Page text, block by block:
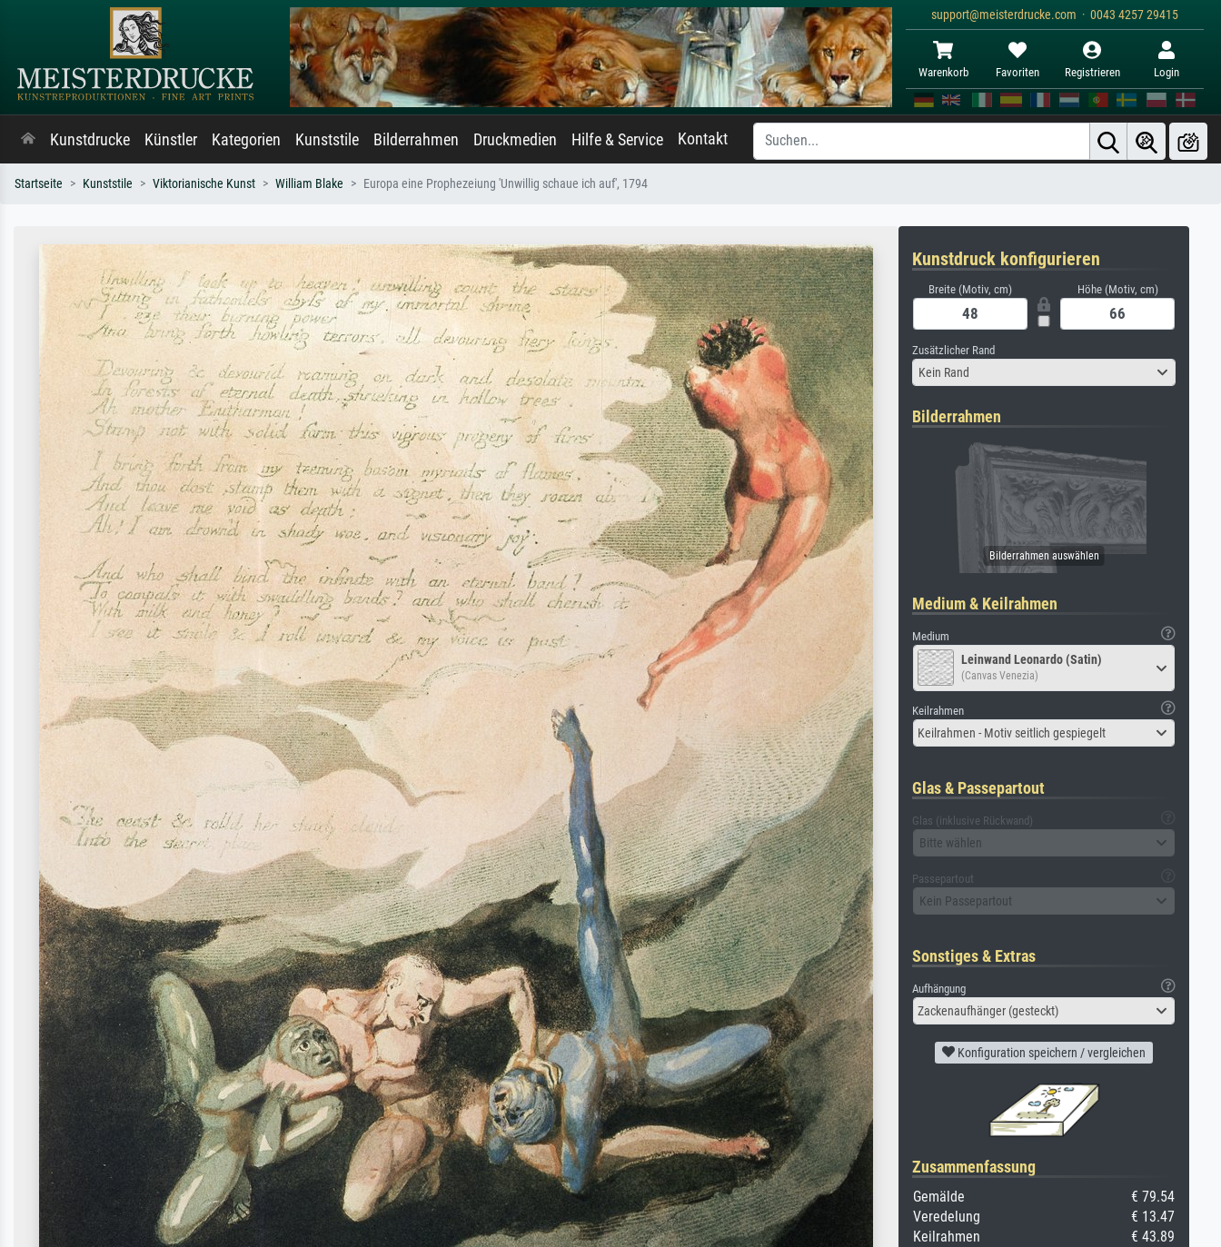
support@meisterdrucke.com · 0043 4257 29415
Warenkorb Favoriten Registrieren Login
Kunstdrucke Künstler Kategorien Kunststile Bilderrahmen Druckmedien Hilfe & Service Kontakt
Startseite Kunststile Viktorianische Kunst William Blake Europa eine Prophezeiung 'Unwillig schaue ich auf', 1794
Kunstdruck konfigurieren
Breite (Motiv, cm) Höhe (Motiv, cm)
Zusätzlicher Rand
Kein Rand
Bilderrahmen
Medium & Keilrahmen
Medium
Leinwand Leonardo (Satin)
(Canvas Venezia)
Keilrahmen
Keilrahmen - Motiv seitlich gespiegelt
Glas & Passepartout
Glas (inklusive Rückwand)
Bitte wählen
Passepartout
Kein Passepartout
Sonstiges & Extras
Aufhängung
Zackenaufhänger (gesteckt)
Konfiguration speichern / vergleichen
Zusammenfassung
Gemälde
€ 79.54
Veredelung
€ 13.47
Keilrahmen
€ 43.89